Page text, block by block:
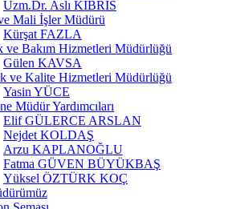
Uzm.Dr. Aslı KIBRIS
Mali İşler Müdürü
Kürşat FAZLA
ve Bakım Hizmetleri Müdürlüğü
Gülen KAVSA
ve Kalite Hizmetleri Müdürlüğü
Yasin YÜCE
Müdür Yardımcıları
Elif GÜLERCE ARSLAN
Nejdet KOLDAŞ
Arzu KAPLANOĞLU
Fatma GÜVEN BÜYÜKBAŞ
Yüksel ÖZTÜRK KOÇ